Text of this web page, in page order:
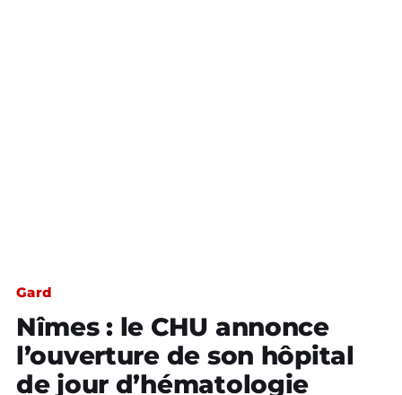
Gard
Nîmes : le CHU annonce
l’ouverture de son hôpital
de jour d’hématologie